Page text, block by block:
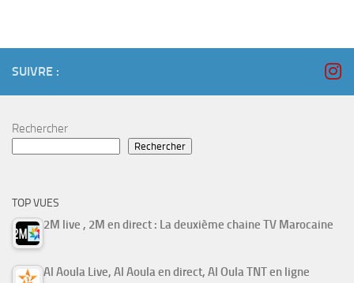
SUIVRE :
Rechercher
Rechercher
TOP VUES
2M live , 2M en direct : La deuxième chaine TV Marocaine
Al Aoula Live, Al Aoula en direct, Al Oula TNT en ligne